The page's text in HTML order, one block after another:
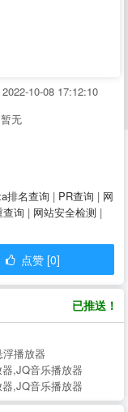
10-08 17:12:10
无
排名查询 | PR查询 | 网
询 | 网站安全检测 |
点赞 [0]
已推送！
播放器
,JQ音乐播放器
,JQ音乐播放器